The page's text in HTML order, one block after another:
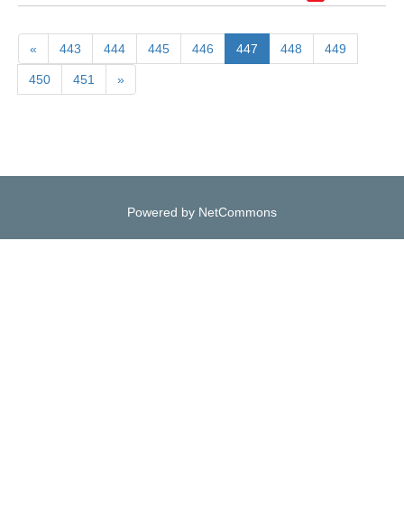
« 443 444 445 446 447 448 449
450 451 »
Powered by NetCommons